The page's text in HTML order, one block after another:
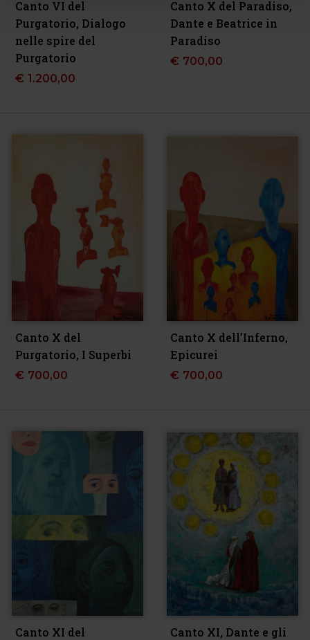
Canto VI del
Purgatorio, Dialogo
nelle spire del
Purgatorio
€ 1.200,00
Canto X del Paradiso,
Dante e Beatrice in
Paradiso
€ 700,00
Canto X del
Purgatorio, I Superbi
€ 700,00
Canto X dell’Inferno,
Epicurei
€ 700,00
Canto XI del
Canto XI, Dante e gli